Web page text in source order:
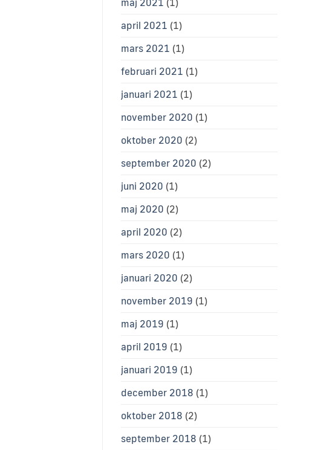
april 2021 (1)
mars 2021 (1)
februari 2021 (1)
januari 2021 (1)
november 2020 (1)
oktober 2020 (2)
september 2020 (2)
juni 2020 (1)
maj 2020 (2)
april 2020 (2)
mars 2020 (1)
januari 2020 (2)
november 2019 (1)
maj 2019 (1)
april 2019 (1)
januari 2019 (1)
december 2018 (1)
oktober 2018 (2)
september 2018 (1)